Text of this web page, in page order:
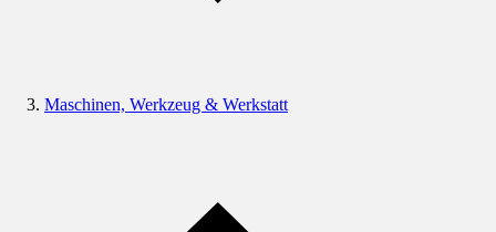
Maschinen, Werkzeug & Werkstatt